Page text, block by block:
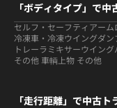
「ボディタイプ」で
セルフ・セーフティ アーム
冷凍車・冷凍ウイングダン
トレーラ ミキサーウイング
その他 車輌上物 その他
「走行距離」で中古ト